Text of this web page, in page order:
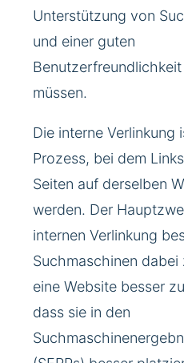
Unterstützung von
und einer guten
müssen.
Die interne Verlinkung
Prozess, bei dem
Seiten auf derselben
werden. Der
internen Verlinkung
Suchmaschinen dabei
eine Website besser
dass sie in den